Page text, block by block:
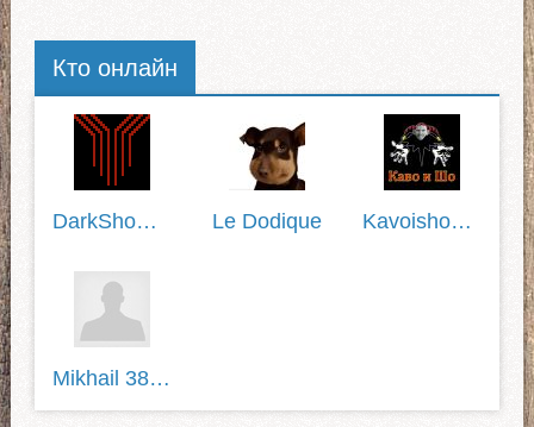
Кто онлайн
DarkShowman Le Dodique Kavoisho1337
Mikhail 38RUS